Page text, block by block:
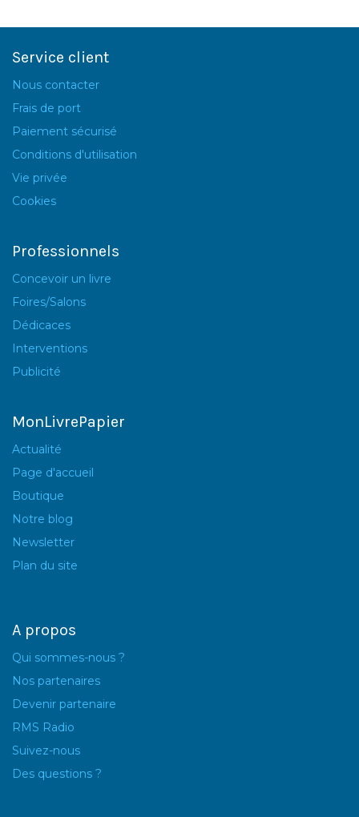
Service client
Nous contacter
Frais de port
Paiement sécurisé
Conditions d'utilisation
Vie privée
Cookies
Professionnels
Concevoir un livre
Foires/Salons
Dédicaces
Interventions
Publicité
MonLivrePapier
Actualité
Page d'accueil
Boutique
Notre blog
Newsletter
Plan du site
A propos
Qui sommes-nous ?
Nos partenaires
Devenir partenaire
RMS Radio
Suivez-nous
Des questions ?